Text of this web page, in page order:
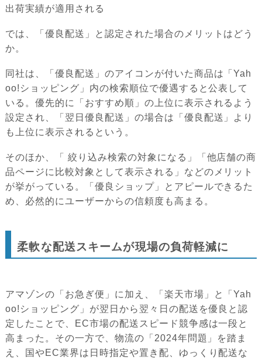
出荷実績が適用される
では、「優良配送」と認定された場合のメリットはどう
か。
同社は、「優良配送」のアイコンが付いた商品は「Yah
oo!ショッピング」内の検索順位で優遇すると公表して
いる。優先的に「おすすめ順」の上位に表示されるよう
設定され、「翌日優良配送」の場合は「優良配送」より
も上位に表示されるという。
そのほか、「 絞り込み検索の対象になる」「他店舗の商
品ページに比較対象として表示される」などのメリット
が挙がっている。「優良ショップ」とアピールできるた
め、必然的にユーザーからの信頼度も高まる。
柔軟な配送スキームが現場の負荷軽減に
アマゾンの「お急ぎ便」に加え、「楽天市場」と「Yah
oo!ショッピング」が翌日から翌々日の配送を優良と認
定したことで、EC市場の配送スピード競争感は一段と
高まった。その一方で、物流の「2024年問題」を踏ま
え、国やEC業界は日時指定や置き配、ゆっくり配送な